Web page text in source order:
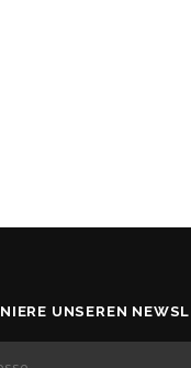
UNSEREN